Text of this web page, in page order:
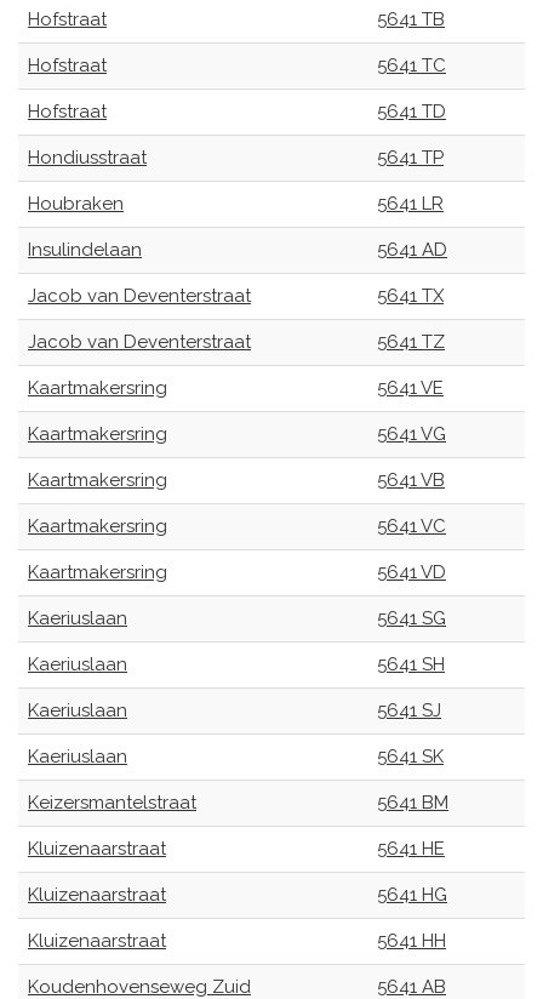
Hofstraat 5641 TB
Hofstraat 5641 TC
Hofstraat 5641 TD
Hondiusstraat 5641 TP
Houbraken 5641 LR
Insulindelaan 5641 AD
Jacob van Deventerstraat 5641 TX
Jacob van Deventerstraat 5641 TZ
Kaartmakersring 5641 VE
Kaartmakersring 5641 VG
Kaartmakersring 5641 VB
Kaartmakersring 5641 VC
Kaartmakersring 5641 VD
Kaeriuslaan 5641 SG
Kaeriuslaan 5641 SH
Kaeriuslaan 5641 SJ
Kaeriuslaan 5641 SK
Keizersmantelstraat 5641 BM
Kluizenaarstraat 5641 HE
Kluizenaarstraat 5641 HG
Kluizenaarstraat 5641 HH
Koudenhovenseweg Zuid 5641 AB